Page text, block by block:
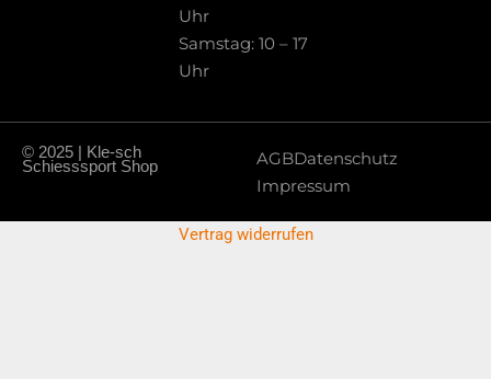
Uhr
Samstag: 10 – 17
Uhr
© 2025 | Kle-sch
Schiesssport Shop AGBDatenschutz
Impressum
Vertrag widerrufen